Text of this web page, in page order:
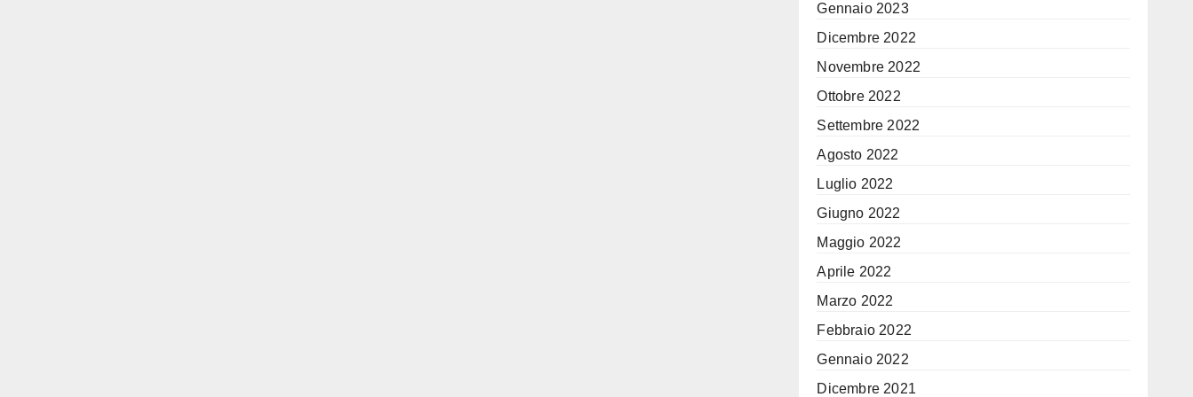
Gennaio 2023
Dicembre 2022
Novembre 2022
Ottobre 2022
Settembre 2022
Agosto 2022
Luglio 2022
Giugno 2022
Maggio 2022
Aprile 2022
Marzo 2022
Febbraio 2022
Gennaio 2022
Dicembre 2021